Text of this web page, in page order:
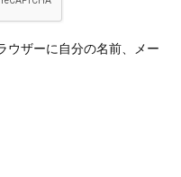
ウザーに自分の名前、メー